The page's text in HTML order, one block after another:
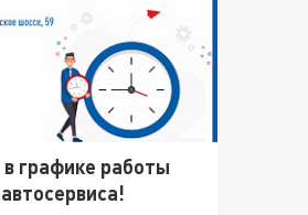
графике работы